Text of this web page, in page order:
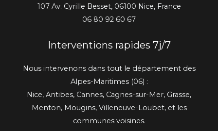
107 Av. Cyrille Besset, 06100 Nice, France
06 80 92 60 67
Interventions rapides 7j/7
Nous intervenons dans tout le département des
Alpes-Maritimes (06) :
Nice, Antibes, Cannes, Cagnes-sur-Mer, Grasse,
Menton, Mougins, Villeneuve-Loubet, et les
communes voisines.